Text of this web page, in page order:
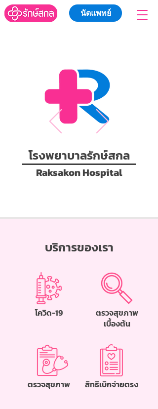
นัดแพทย์
โรงพยาบาลรักษ์สกล
Raksakon Hospital
บริการของเรา
โควิด-19
ตรวจสุขภาพ
เบื้องต้น
ตรวจสุขภาพ สิทธิเบิกจ่ายตรง